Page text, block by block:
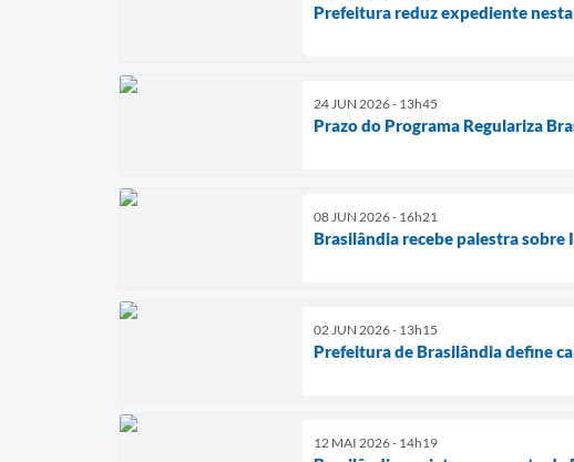
Prefeitura reduz expediente
24 JUN 2026 - 13h45
Prazo do Programa Regulariza
08 JUN 2026 - 16h21
Brasilândia recebe palestra
02 JUN 2026 - 13h15
Prefeitura de Brasilândia define
12 MAI 2026 - 14h19